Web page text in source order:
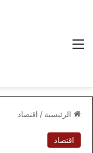
الرئيسية / اقتصاد
اقتصاد